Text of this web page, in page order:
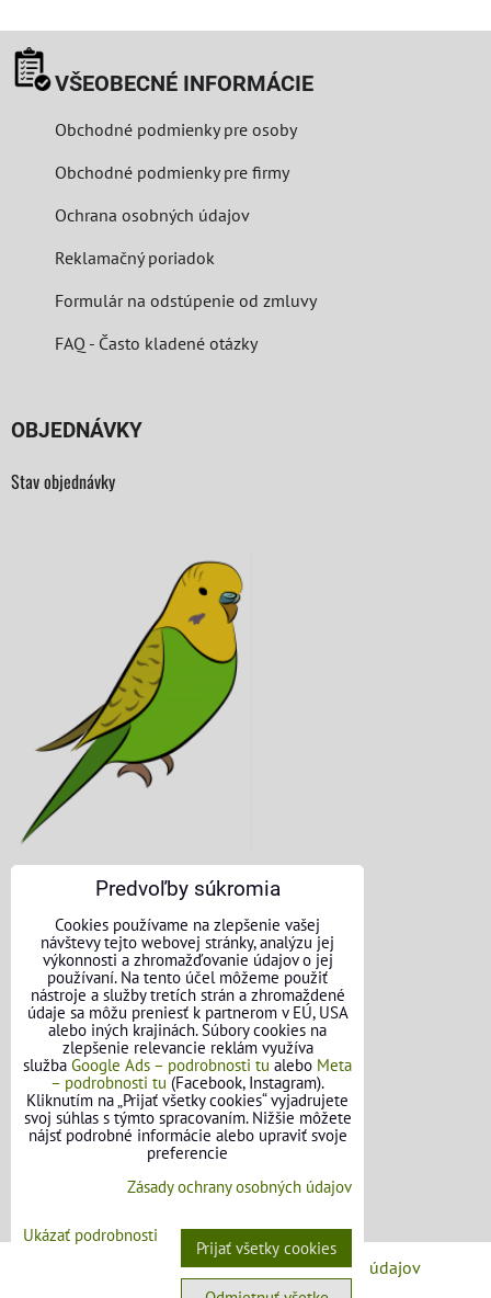
VŠEOBECNÉ INFORMÁCIE
Obchodné podmienky pre osoby
Obchodné podmienky pre firmy
Ochrana osobných údajov
Reklamačný poriadok
Formulár na odstúpenie od zmluvy
FAQ - Často kladené otázky
OBJEDNÁVKY
Stav objednávky
KONTAKTNÉ ÚDAJE
O nás
Kontakt
Požičovňa náradia
Názory našich zákazníkov
Mapa stránok
SLEDUJTE NÁS
Facebook
Zásady ochrany osobných údajov
Predvoľby súkromia
Cookies používame na zlepšenie vašej
návštevy tejto webovej stránky, analýzu jej
výkonnosti a zhromažďovanie údajov o jej
používaní. Na tento účel môžeme použiť
nástroje a služby tretích strán a zhromaždené
údaje sa môžu preniesť k partnerom v EÚ, USA
alebo iných krajinách. Súbory cookies na
zlepšenie relevancie reklám využíva
služba Google Ads – podrobnosti tu alebo Meta
– podrobnosti tu (Facebook, Instagram).
Kliknutím na „Prijať všetky cookies“ vyjadrujete
svoj súhlas s týmto spracovaním. Nižšie môžete
nájsť podrobné informácie alebo upraviť svoje
preferencie
Zásady ochrany osobných údajov
Ukázať podrobnosti
Prijať všetky cookies